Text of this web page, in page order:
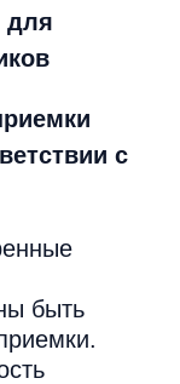
для
с
быть